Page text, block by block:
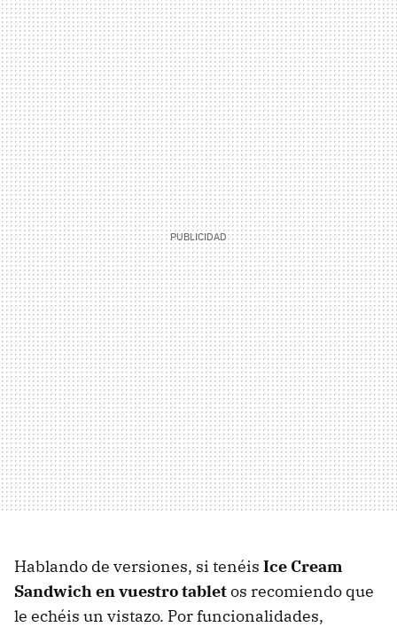
Hablando de versiones, si tenéis Ice Cream
Sandwich en vuestro tabletos recomiendo que
le echéis un vistazo. Por funcionalidades,